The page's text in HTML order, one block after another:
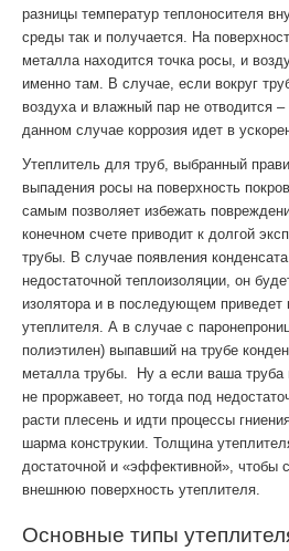
разницы температур теплоносителя
среды так и получается. На
металла находится точка росы, и
именно там. В случае, если вокруг
воздуха и влажный пар не отводится
данном случае коррозия идет в
Утеплитель для труб, выбранный
выпадения росы на поверхность
самым позволяет избежать
конечном счете приводит к долгой
трубы. В случае появления
недостаточной теплоизоляции, он
изолятора и в последующем приведет
утеплителя. А в случае с
полиэтилен) выпавший на трубе
металла трубы. Ну а если ваша труба
не проржавеет, но тогда под
расти плесень и идти процессы
шарма конструкии. Толщина
достаточной и «эффективной», чтобы
внешнюю поверхность утеплителя.
Основные типы